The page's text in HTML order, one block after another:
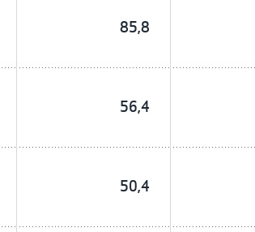
85,8
56,4
50,4